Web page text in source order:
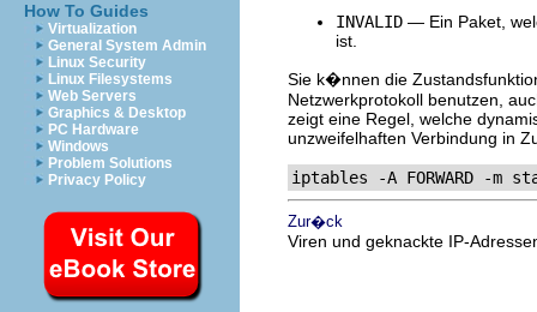
How To Guides
Virtualization
General System Admin
Linux Security
Linux Filesystems
Web Servers
Graphics & Desktop
PC Hardware
Windows
Problem Solutions
Privacy Policy
INVALID — Ein Paket,
ist.
Sie k�nnen die
Netzwerkprotokoll benutzen,
zeigt eine Regel, welche
unzweifelhaften Verbindung in
iptables -A FORWARD -m
Zur�ck
Viren und geknackte IP-